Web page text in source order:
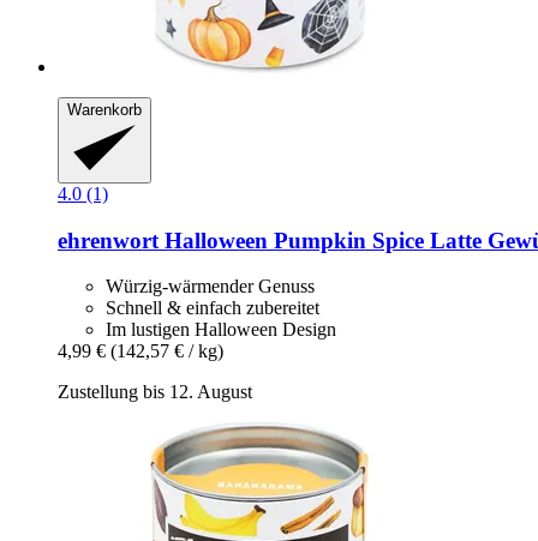
Warenkorb
4.0 (1)
ehrenwort Halloween Pumpkin Spice Latte
Würzig-wärmender Genuss
Schnell & einfach zubereitet
Im lustigen Halloween Design
4,99 € (142,57 € / kg)
Zustellung bis 12. August